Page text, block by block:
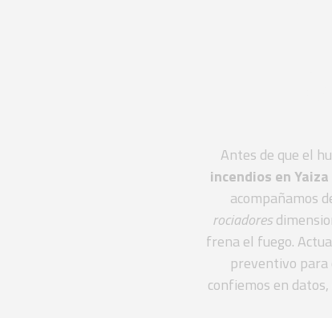
Antes de que el
incendios en Yaiza
acompañamos
rociadores
frena el fuego.
preventivo para
confiemos en